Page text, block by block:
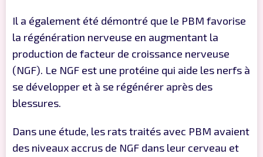
Il a également été démontré que le PBM favorise
la régénération nerveuse en augmentant la
production de facteur de croissance nerveuse
(NGF). Le NGF est une protéine qui aide les nerfs à
se développer et à se régénérer après des
blessures.
Dans une étude, les rats traités avec PBM avaient
des niveaux accrus de NGF dans leur cerveau et